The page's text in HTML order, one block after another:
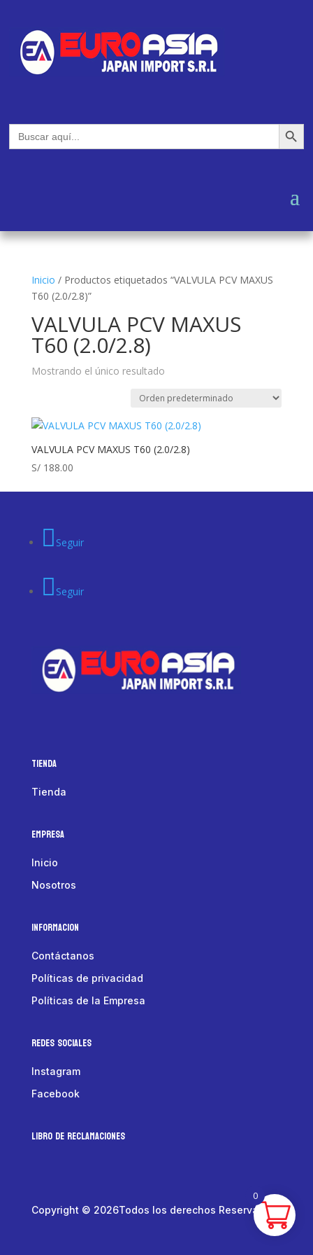
Buscar: Botón de
Inicio / Productos etiquetados “VALVULA PCV MAXUS
T60 (2.0/2.8)”
VALVULA PCV MAXUS
T60 (2.0/2.8)
Mostrando el único resultado
VALVULA PCV MAXUS T60 (2.0/2.8)
S/188.00
Seguir
Seguir
Tienda
Tienda
Empresa
Inicio
Nosotros
Informacion
Contáctanos
Políticas de privacidad
Políticas de la Empresa
Redes Sociales
Instagram
Facebook
LIBRO DE RECLAMACIONES
Copyright © 2026Todos los derechos Reservados
0